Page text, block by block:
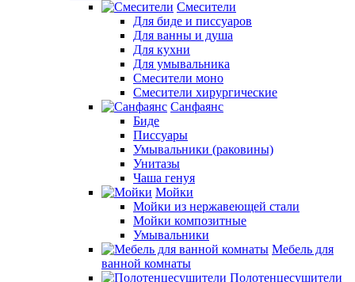
Смесители
Для биде и писсуаров
Для ванны и душа
Для кухни
Для умывальника
Смесители моно
Смесители хирургические
Санфаянс
Биде
Писсуары
Умывальники (раковины)
Унитазы
Чаша генуя
Мойки
Мойки из нержавеющей стали
Мойки композитные
Умывальники
Мебель для
ванной комнаты
Полотенцесушители